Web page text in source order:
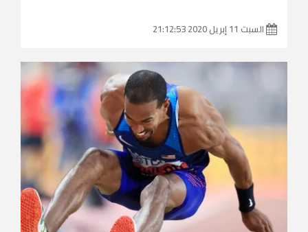
السبت 11 إبريل 2020 21:12:53